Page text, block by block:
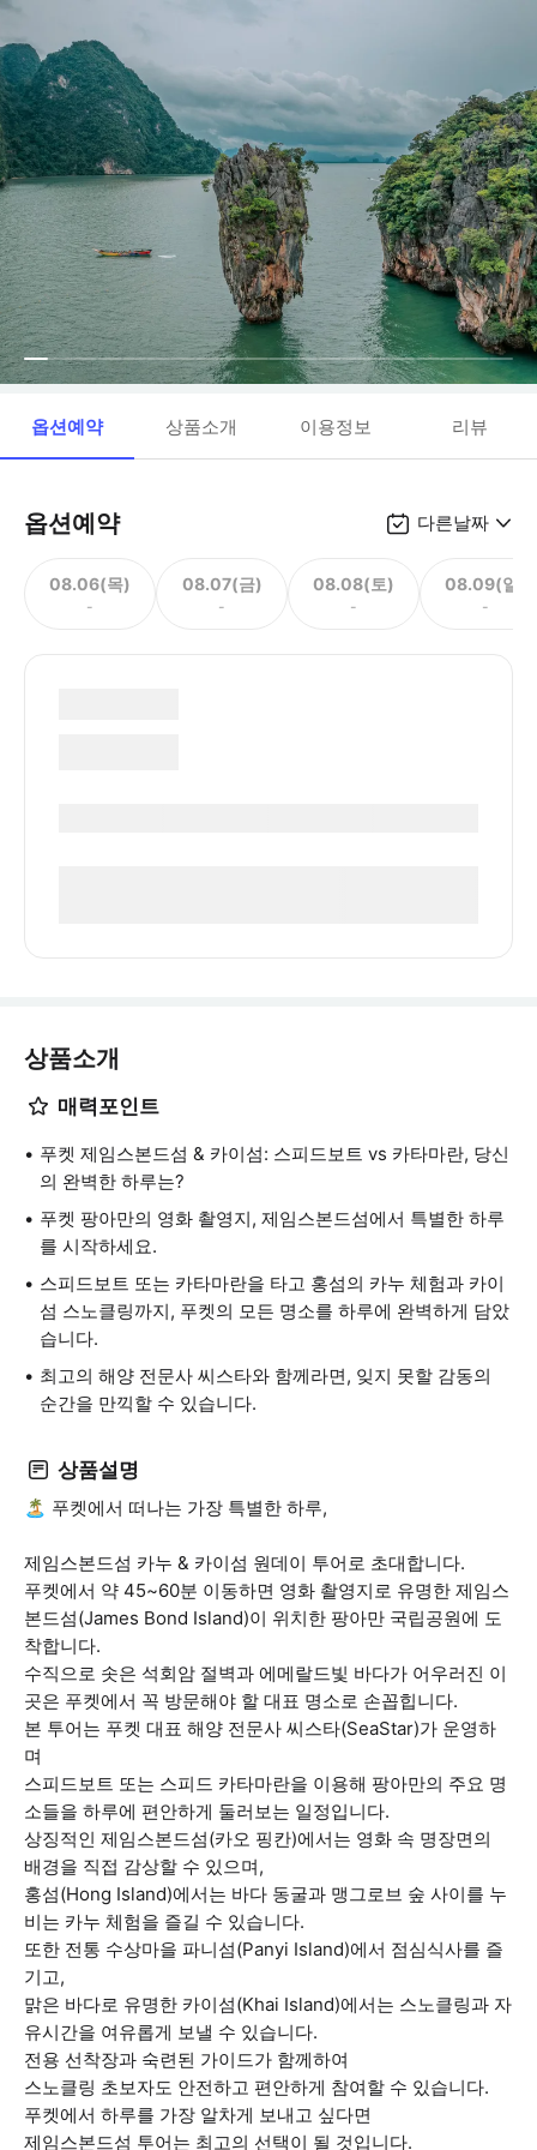
옵션예약 상품소개 이용정보 리뷰
옵션예약 다른날짜
08.06(목)
-
08.07(금)
-
08.08(토)
-
08.09(일)
-
상품소개
매력포인트
푸켓 제임스본드섬 & 카이섬: 스피드보트 vs 카타마란, 당신
의 완벽한 하루는?
푸켓 팡아만의 영화 촬영지, 제임스본드섬에서 특별한 하루
를 시작하세요.
스피드보트 또는 카타마란을 타고 홍섬의 카누 체험과 카이
섬 스노클링까지, 푸켓의 모든 명소를 하루에 완벽하게 담았
습니다.
최고의 해양 전문사 씨스타와 함께라면, 잊지 못할 감동의
순간을 만끽할 수 있습니다.
상품설명
🏝️ 푸켓에서 떠나는 가장 특별한 하루,
제임스본드섬 카누 & 카이섬 원데이 투어로 초대합니다.
푸켓에서 약 45~60분 이동하면 영화 촬영지로 유명한 제임스
본드섬(James Bond Island)이 위치한 팡아만 국립공원에 도
착합니다.
수직으로 솟은 석회암 절벽과 에메랄드빛 바다가 어우러진 이
곳은 푸켓에서 꼭 방문해야 할 대표 명소로 손꼽힙니다.
본 투어는 푸켓 대표 해양 전문사 씨스타(SeaStar)가 운영하
며
스피드보트 또는 스피드 카타마란을 이용해 팡아만의 주요 명
소들을 하루에 편안하게 둘러보는 일정입니다.
상징적인 제임스본드섬(카오 핑칸)에서는 영화 속 명장면의
배경을 직접 감상할 수 있으며,
홍섬(Hong Island)에서는 바다 동굴과 맹그로브 숲 사이를 누
비는 카누 체험을 즐길 수 있습니다.
또한 전통 수상마을 파니섬(Panyi Island)에서 점심식사를 즐
기고,
맑은 바다로 유명한 카이섬(Khai Island)에서는 스노클링과 자
유시간을 여유롭게 보낼 수 있습니다.
전용 선착장과 숙련된 가이드가 함께하여
스노클링 초보자도 안전하고 편안하게 참여할 수 있습니다.
푸켓에서 하루를 가장 알차게 보내고 싶다면
제임스본드섬 투어는 최고의 선택이 될 것입니다.